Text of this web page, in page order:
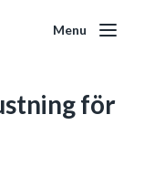
Menu
för